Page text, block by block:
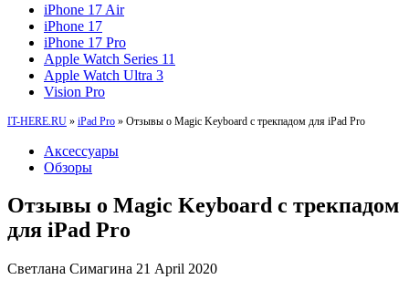
iPhone 17 Air
iPhone 17
iPhone 17 Pro
Apple Watch Series 11
Apple Watch Ultra 3
Vision Pro
IT-HERE.RU » iPad Pro » Отзывы о Magic Keyboard с трекпадом для iPad Pro
Аксессуары
Обзоры
Отзывы о Magic Keyboard с трекпадом
для iPad Pro
Светлана Симагина 21 April 2020